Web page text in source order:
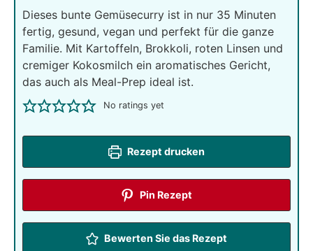
Dieses bunte Gemüsecurry ist in nur 35 Minuten
fertig, gesund, vegan und perfekt für die ganze
Familie. Mit Kartoffeln, Brokkoli, roten Linsen und
cremiger Kokosmilch ein aromatisches Gericht,
das auch als Meal-Prep ideal ist.
No ratings yet
Rezept drucken
Pin Rezept
Bewerten Sie das Rezept